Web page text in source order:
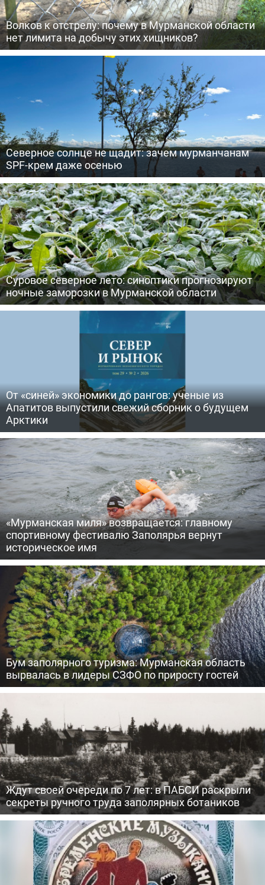
Волков к отстрелу: почему в Мурманской области
нет лимита на добычу этих хищников?
Северное солнце не щадит: зачем мурманчанам
SPF-крем даже осенью
Суровое северное лето: синоптики прогнозируют
ночные заморозки в Мурманской области
От «синей» экономики до рангов: ученые из
Апатитов выпустили свежий сборник о будущем
Арктики
«Мурманская миля» возвращается: главному
спортивному фестивалю Заполярья вернут
историческое имя
Бум заполярного туризма: Мурманская область
вырвалась в лидеры СЗФО по приросту гостей
Ждут своей очереди по 7 лет: в ПАБСИ раскрыли
секреты ручного труда заполярных ботаников